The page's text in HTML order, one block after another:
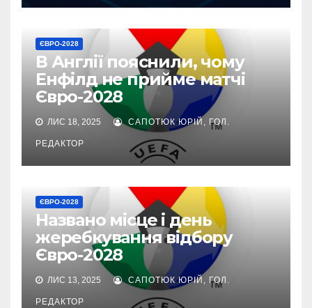
ЄВРО-2028
В Англії пояснили, чому
Енфілд не прийме матчі
Євро-2028
ЛИС 18, 2025 САПОТЮК ЮРІЙ, ГОЛ.
РЕДАКТОР
ЄВРО-2028
Названо місце і день
жеребкування відбору
Євро-2028
ЛИС 13, 2025 САПОТЮК ЮРІЙ, ГОЛ.
РЕДАКТОР